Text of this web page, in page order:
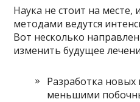
Наука не стоит на месте,
методами ведутся
Вот несколько
изменить будущее
Разработка
меньшими